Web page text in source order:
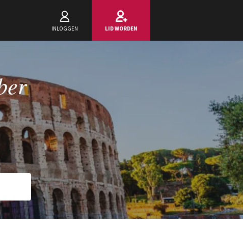
INLOGGEN LID WORDEN